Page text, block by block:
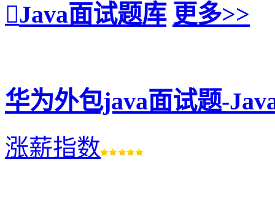
Java面试题库 更多>>
华为外包java面试题-
涨薪指数